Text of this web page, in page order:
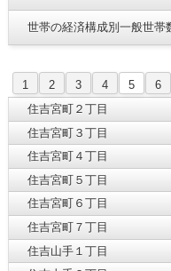
世帯の経済構成別一般世帯
1 2 3 4 5 6
住吉宮町２丁目
住吉宮町３丁目
住吉宮町４丁目
住吉宮町５丁目
住吉宮町６丁目
住吉宮町７丁目
住吉山手１丁目